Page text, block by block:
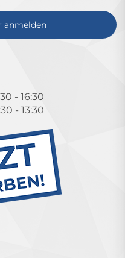
anmelden
- 16:30
- 13:30